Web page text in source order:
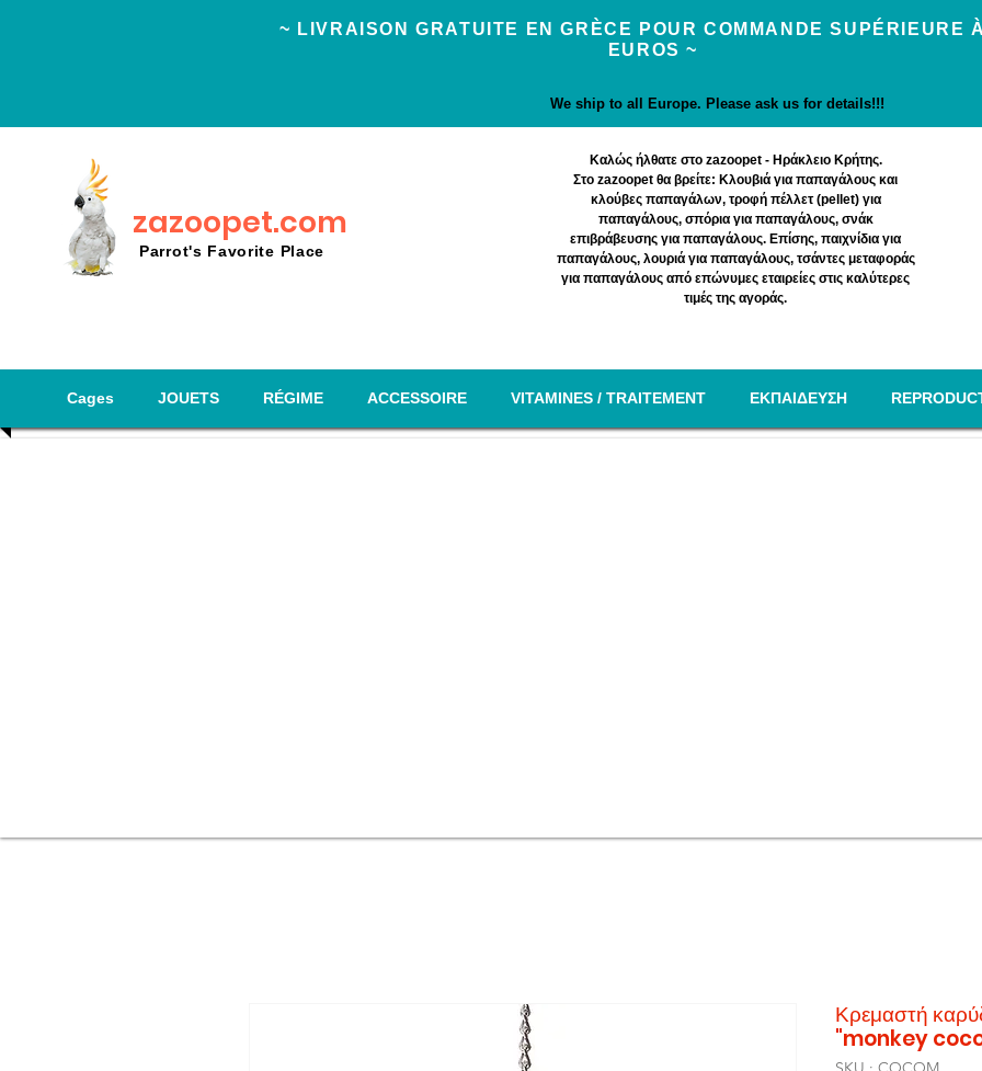
~ LIVRAISON GRATUITE EN GRÈCE POUR COMMANDE SUPÉRIEURE
EUROS ~
We ship to all Europe. Please ask us for details!!!
zazoopet.com
Parrot's Favorite Place
Καλώς ήλθατε στο zazoopet - Ηράκλειο Κρήτης.
Στο zazoopet θα βρείτε: Κλουβιά για παπαγάλους και
κλούβες παπαγάλων, τροφή πέλλετ (pellet) για
παπαγάλους, σπόρια για παπαγάλους, σνάκ
επιβράβευσης για παπαγάλους. Επίσης, παιχνίδια για
παπαγάλους, λουριά για παπαγάλους, τσάντες μεταφοράς
για παπαγάλους από επώνυμες εταιρείες στις καλύτερες
τιμές της αγοράς.
Cages JOUETS RÉGIME ACCESSOIRE VITAMINES / TRAITEMENT EΚΠΑΙΔΕΥΣΗ
Κρεμαστή
"monkey